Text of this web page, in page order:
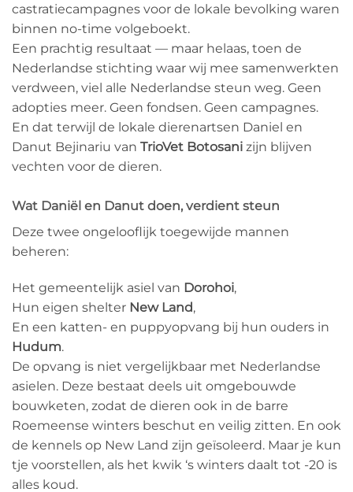
castratiecampagnes voor de lokale bevolking waren
binnen no-time volgeboekt.
Een prachtig resultaat — maar helaas, toen de
Nederlandse stichting waar wij mee samenwerkten
verdween, viel alle Nederlandse steun weg. Geen
adopties meer. Geen fondsen. Geen campagnes.
En dat terwijl de lokale dierenartsen Daniel en
Danut Bejinariu van TrioVet Botosani zijn blijven
vechten voor de dieren.
Wat Daniël en Danut doen, verdient steun
Deze twee ongelooflijk toegewijde mannen
beheren:
Het gemeentelijk asiel van Dorohoi,
Hun eigen shelter New Land,
En een katten- en puppyopvang bij hun ouders in
Hudum.
De opvang is niet vergelijkbaar met Nederlandse
asielen. Deze bestaat deels uit omgebouwde
bouwketen, zodat de dieren ook in de barre
Roemeense winters beschut en veilig zitten. En ook
de kennels op New Land zijn geïsoleerd. Maar je kun
tje voorstellen, als het kwik ‘s winters daalt tot -20 is
alles koud.